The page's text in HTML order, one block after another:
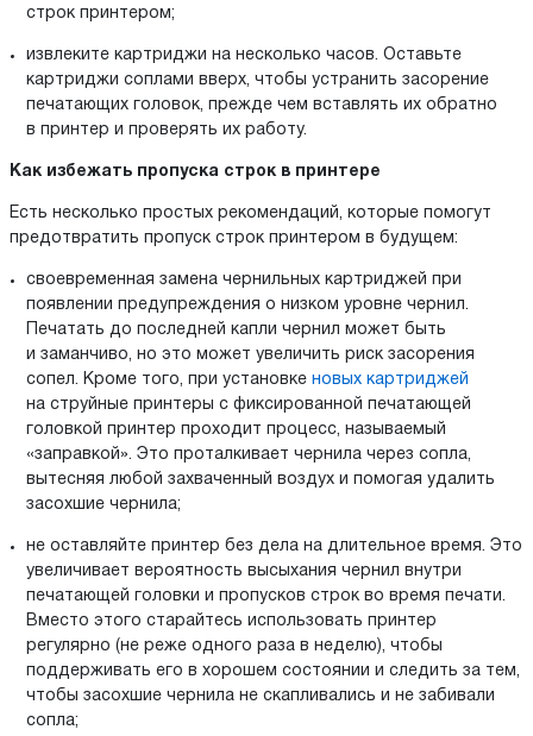
строк принтером;
извлеките картриджи на несколько часов. Оставьте
картриджи соплами вверх, чтобы устранить засорение
печатающих головок, прежде чем вставлять их обратно
в принтер и проверять их работу.
Как избежать пропуска строк в принтере
Есть несколько простых рекомендаций, которые помогут
предотвратить пропуск строк принтером в будущем:
своевременная замена чернильных картриджей при
появлении предупреждения о низком уровне чернил.
Печатать до последней капли чернил может быть
и заманчиво, но это может увеличить риск засорения
сопел. Кроме того, при установке новых картриджей
на струйные принтеры с фиксированной печатающей
головкой принтер проходит процесс, называемый
«заправкой». Это проталкивает чернила через сопла,
вытесняя любой захваченный воздух и помогая удалить
засохшие чернила;
не оставляйте принтер без дела на длительное время. Это
увеличивает вероятность высыхания чернил внутри
печатающей головки и пропусков строк во время печати.
Вместо этого старайтесь использовать принтер
регулярно (не реже одного раза в неделю), чтобы
поддерживать его в хорошем состоянии и следить за тем,
чтобы засохшие чернила не скапливались и не забивали
сопла;